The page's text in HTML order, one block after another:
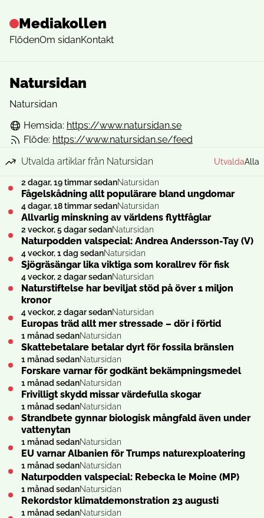
Mediakollen
FlödenOm sidanKontakt
Natursidan
Natursidan
Hemsida: https://www.natursidan.se
Flöde: https://www.natursidan.se/feed
Utvalda artiklar från Natursidan
UtvaldaAlla
2 dagar, 19 timmar sedanNatursidan
Fågelskådning allt populärare bland ungdomar
4 dagar, 18 timmar sedanNatursidan
Allvarlig minskning av världens flyttfåglar
2 veckor, 5 dagar sedanNatursidan
Naturpodden valspecial: Andrea Andersson-Tay (V)
4 veckor, 1 dag sedanNatursidan
Sjögräsängar lika viktiga som korallrev för fisk
4 veckor, 2 dagar sedanNatursidan
Naturstiftelse har beviljat stöd på över 1 miljon
kronor
4 veckor, 2 dagar sedanNatursidan
Europas träd allt mer stressade – dör i förtid
1 månad sedanNatursidan
Skattebetalare betalar dyrt för fossila bränslen
1 månad sedanNatursidan
Forskare varnar för godkänt bekämpnings­medel
1 månad sedanNatursidan
Frivilligt skydd missar värdefulla skogar
1 månad sedanNatursidan
Strandbete gynnar biologisk mångfald även under
vattenytan
1 månad sedanNatursidan
EU varnar Albanien för Trumps natur­exploatering
1 månad sedanNatursidan
Naturpodden valspecial: Rebecka le Moine (MP)
1 månad sedanNatursidan
Rekordstor klimat­demon­stration 23 augusti
1 månad sedanNatursidan